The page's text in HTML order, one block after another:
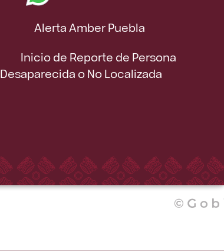
Alerta Amber Puebla
Inicio de Reporte de Persona
Desaparecida o No Localizada